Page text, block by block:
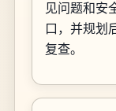
见问题和安
口，并规划
复查。